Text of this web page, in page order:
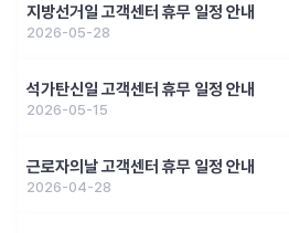
지방선거일 고객센터 휴무 일정 안내
2026-05-28
석가탄신일 고객센터 휴무 일정 안내
2026-05-15
근로자의날 고객센터 휴무 일정 안내
2026-04-28